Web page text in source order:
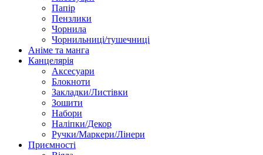
Папір
Пензлики
Чорнила
Чорнильниці/тушечниці
Аніме та манга
Канцелярія
Аксесуари
Блокноти
Закладки/Листівки
Зошити
Набори
Наліпки/Декор
Ручки/Маркери/Лінери
Приємності